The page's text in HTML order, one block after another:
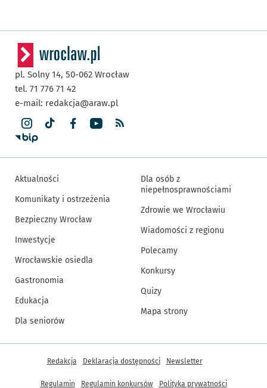
pl. Solny 14, 50-062 Wrocław
tel. 71 776 71 42
e-mail: redakcja@araw.pl
Aktualności
Komunikaty i ostrzeżenia
Bezpieczny Wrocław
Inwestycje
Wrocławskie osiedla
Gastronomia
Edukacja
Dla seniorów
Dla osób z
niepełnosprawnościami
Zdrowie we Wrocławiu
Wiadomości z regionu
Polecamy
Konkursy
Quizy
Mapa strony
Inne informacje
Redakcja Deklaracja dostępności Newsletter
Regulamin Regulamin konkursów Polityka prywatności